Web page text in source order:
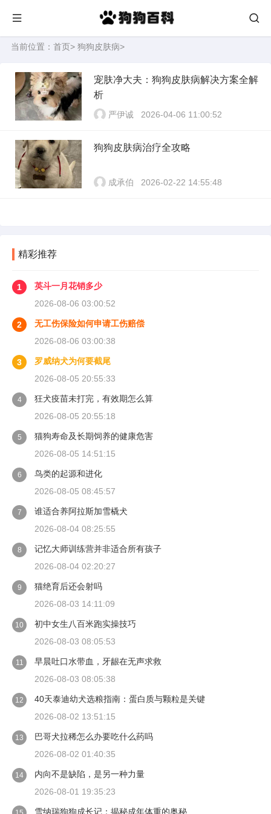
当前位置： 首页> 狗狗皮肤病>
宠肤净大夫：狗狗皮肤病解决方案全解
析
严伊诚 2026-04-06 11:00:52
狗狗皮肤病治疗全攻略
成承伯 2026-02-22 14:55:48
精彩推荐
1
英斗一月花销多少
2026-08-06 03:00:52
2
无工伤保险如何申请工伤赔偿
2026-08-06 03:00:38
3
罗威纳犬为何要截尾
2026-08-05 20:55:33
4
狂犬疫苗未打完，有效期怎么算
2026-08-05 20:55:18
5
猫狗寿命及长期饲养的健康危害
2026-08-05 14:51:15
6
鸟类的起源和进化
2026-08-05 08:45:57
7
谁适合养阿拉斯加雪橇犬
2026-08-04 08:25:55
8
记忆大师训练营并非适合所有孩子
2026-08-04 02:20:27
9
猫绝育后还会射吗
2026-08-03 14:11:09
10
初中女生八百米跑实操技巧
2026-08-03 08:05:53
11
早晨吐口水带血，牙龈在无声求救
2026-08-03 08:05:38
12
40天泰迪幼犬选粮指南：蛋白质与颗粒是关键
2026-08-02 13:51:15
13
巴哥犬拉稀怎么办要吃什么药吗
2026-08-02 01:40:35
14
内向不是缺陷，是另一种力量
2026-08-01 19:35:23
雪纳瑞狗狗成长记：揭秘成年体重的奥秘